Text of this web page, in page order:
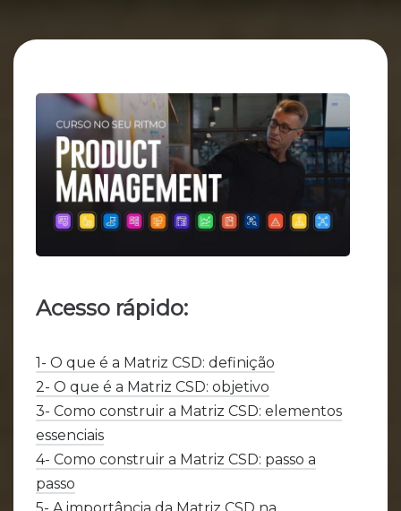
Acesso rápido:
1- O que é a Matriz CSD: definição
2- O que é a Matriz CSD: objetivo
3- Como construir a Matriz CSD: elementos
essenciais
4- Como construir a Matriz CSD: passo a
passo